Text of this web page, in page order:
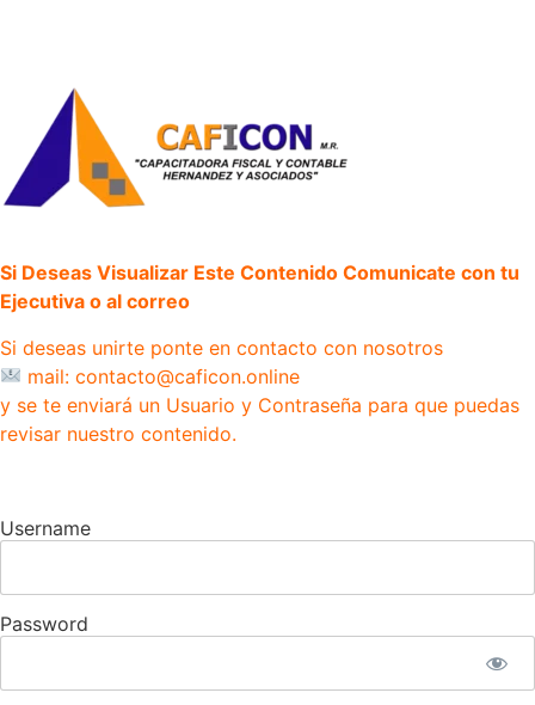
Si Deseas Visualizar Este Contenido Comunicate con tu
Ejecutiva o al correo
Si deseas unirte ponte en contacto con nosotros
mail: contacto@caficon.online
y se te enviará un Usuario y Contraseña para que puedas
revisar nuestro contenido.
Username
Password